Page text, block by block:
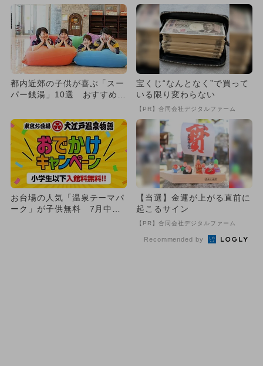
都内近郊の子供が喜ぶ「スー
パー銭湯」10選 おすすめ＆
宝くじ“なんとなく”で買って
いる限り変わらない
【PR】合同会社デジタルファーム
お台場の人気「温泉テーマパ
ーク」が子供無料 7月中旬
【当選】金運が上がる直前に
起こるサイン
【PR】合同会社デジタルファーム
Recommended by